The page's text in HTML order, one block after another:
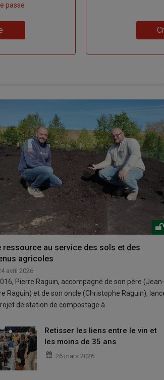
passe
ressource au service des sols et des
agricoles
avril 2026
Pierre Raguin, accompagné de son père (Jean-
Raguin) et de son oncle (Christophe Raguin),
de station de compostage à
Retisser les liens entre le vin et
les moins de 35 ans
26 mars 2026